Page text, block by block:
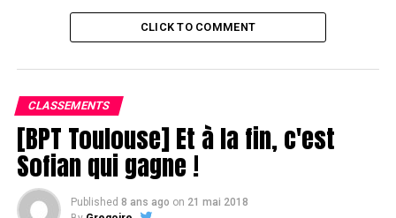
CLICK TO COMMENT
CLASSEMENTS
[BPT Toulouse] Et à la fin, c'est
Sofian qui gagne !
Published 8 ans ago on 21 mai 2018